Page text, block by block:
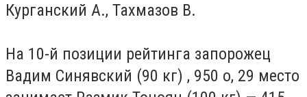
Курганский А., Тахмазов В.
На 10-й позиции рейтинга запорожец
Вадим Синявский (90 кг) , 950 о, 29 место